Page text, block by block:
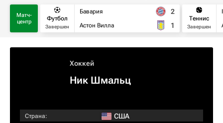
Матч-
центр
Футбол
Завершен
Бавария
Астон Вилла
2
1
Теннис
Завершен
Хоккей
Ник Шмальц
Страна: США